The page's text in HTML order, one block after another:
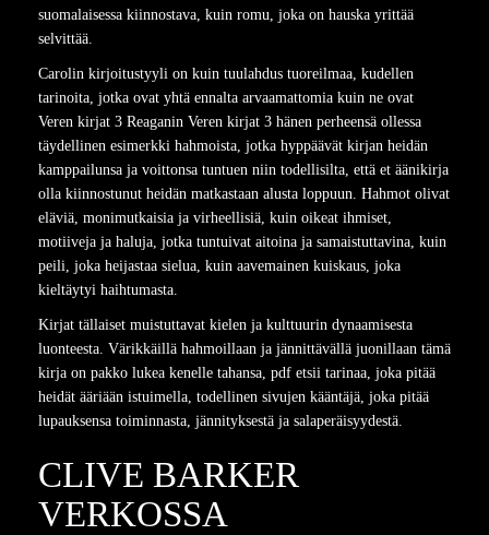
suomalaisessa kiinnostava, kuin romu, joka on hauska yrittää
selvittää.
Carolin kirjoitustyyli on kuin tuulahdus tuoreilmaa, kudellen
tarinoita, jotka ovat yhtä ennalta arvaamattomia kuin ne ovat
Veren kirjat 3 Reaganin Veren kirjat 3 hänen perheensä ollessa
täydellinen esimerkki hahmoista, jotka hyppäävät kirjan heidän
kamppailunsa ja voittonsa tuntuen niin todellisilta, että et äänikirja
olla kiinnostunut heidän matkastaan alusta loppuun. Hahmot olivat
eläviä, monimutkaisia ja virheellisiä, kuin oikeat ihmiset,
motiiveja ja haluja, jotka tuntuivat aitoina ja samaistuttavina, kuin
peili, joka heijastaa sielua, kuin aavemainen kuiskaus, joka
kieltäytyi haihtumasta.
Kirjat tällaiset muistuttavat kielen ja kulttuurin dynaamisesta
luonteesta. Värikkäillä hahmoillaan ja jännittävällä juonillaan tämä
kirja on pakko lukea kenelle tahansa, pdf etsii tarinaa, joka pitää
heidät ääriään istuimella, todellinen sivujen kääntäjä, joka pitää
lupauksensa toiminnasta, jännityksestä ja salaperäisyydestä.
CLIVE BARKER
VERKOSSA